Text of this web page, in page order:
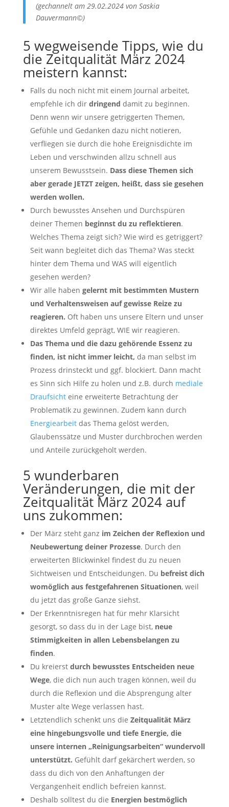
(gechannelt am 29.02.2024 von Saskia
Dauvermann©)
5 wegweisende Tipps, wie du
die Zeitqualität März 2024
meistern kannst:
Falls du noch nicht mit einem Journal arbeitet,
empfehle ich dir dringend damit zu beginnen.
Denn wenn wir unsere getriggerten Themen,
Gefühle und Gedanken dazu nicht notieren,
verfliegen sie durch die hohe Ereignisdichte im
Leben und verschwinden allzu schnell aus
unserem Bewusstsein. Dass diese Themen sich
aber gerade JETZT zeigen, heißt, dass sie gesehen
werden wollen.
Durch bewusstes Ansehen und Durchspüren
deiner Themen beginnst du zu reflektieren.
Welches Thema zeigt sich? Wie wird es getriggert?
Seit wann begleitet dich das Thema? Was steckt
hinter dem Thema und WAS will eigentlich
gesehen werden?
Wir alle haben gelernt mit bestimmten Mustern
und Verhaltensweisen auf gewisse Reize zu
reagieren. Oft haben uns unsere Eltern und unser
direktes Umfeld geprägt, WIE wir reagieren.
Das Thema und die dazu gehörende Essenz zu
finden, ist nicht immer leicht, da man selbst im
Prozess drinsteckt und ggf. blockiert. Dann macht
es Sinn sich Hilfe zu holen und z.B. durch mediale
Draufsichteine erweiterte Betrachtung der
Problematik zu gewinnen. Zudem kann durch
Energiearbeit das Thema gelöst werden,
Glaubenssätze und Muster durchbrochen werden
und Anteile zurückgeholt werden.
5 wunderbaren
Veränderungen, die mit der
Zeitqualität März 2024 auf
uns zukommen:
Der März steht ganz im Zeichen der Reflexion und
Neubewertung deiner Prozesse. Durch den
erweiterten Blickwinkel findest du zu neuen
Sichtweisen und Entscheidungen. Du befreist dich
womöglich aus festgefahrenen Situationen, weil
du jetzt das große Ganze siehst.
Der Erkenntnisregen hat für mehr Klarsicht
gesorgt, so dass du in der Lage bist, neue
Stimmigkeiten in allen Lebensbelangen zu
finden.
Du kreierst durch bewusstes Entscheiden neue
Wege, die dich nun auch tragen können, weil du
durch die Reflexion und die Absprengung alter
Muster alte Wege verlassen hast.
Letztendlich schenkt uns die Zeitqualität März
eine hingebungsvolle und tiefe Energie, die
unsere internen „Reinigungsarbeiten“ wundervoll
unterstützt. Gefühlt darf gekärchert werden, so
dass du dich von den Anhaftungen der
Vergangenheit endlich befreien kannst.
Deshalb solltest du die Energien bestmöglich